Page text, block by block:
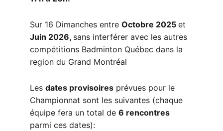
Sur 16 Dimanches entre Octobre 2025 et
Juin 2026, sans interférer avec les autres
compétitions Badminton Québec dans la
region du Grand Montréal
Les dates provisoires prévues pour le
Championnat sont les suivantes (chaque
équipe fera un total de 6 rencontres
parmi ces dates):